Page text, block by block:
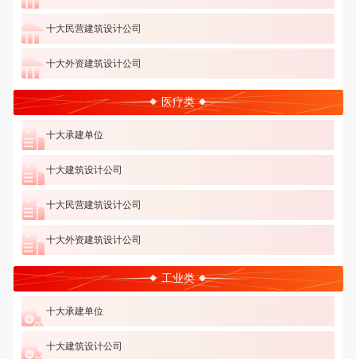
十大民营建筑设计公司
十大外资建筑设计公司
医疗类
十大承建单位
十大建筑设计公司
十大民营建筑设计公司
十大外资建筑设计公司
工业类
十大承建单位
十大建筑设计公司